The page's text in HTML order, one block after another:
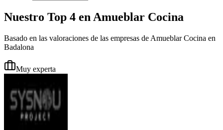
Nuestro Top 4 en Amueblar Cocina
Basado en las valoraciones de las empresas de Amueblar Cocina en
Badalona
Muy experta